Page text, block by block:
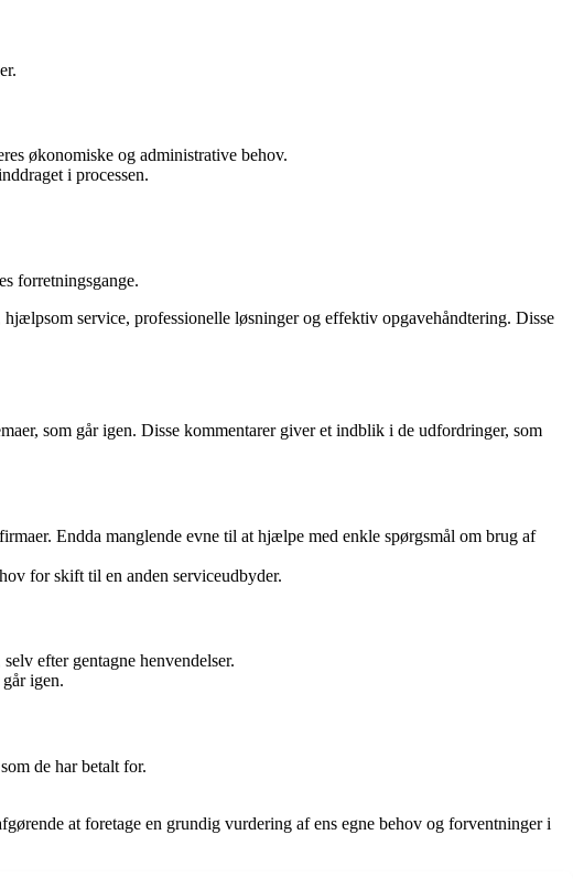
økonomiske og administrative behov.
i processen.
forretningsgange.
service, professionelle løsninger og effektiv opgavehåndtering. Disse
som går igen. Disse kommentarer giver et indblik i de udfordringer, som
Endda manglende evne til at hjælpe med enkle spørgsmål om brug af
for skift til en anden serviceudbyder.
efter gentagne henvendelser.
igen.
de har betalt for.
at foretage en grundig vurdering af ens egne behov og forventninger i